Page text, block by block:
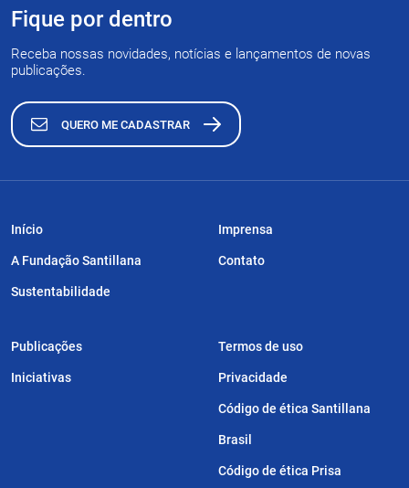
Fique por dentro
Receba nossas novidades, notícias e lançamentos de novas
publicações.
QUERO ME CADASTRAR
Início
A Fundação Santillana
Sustentabilidade
Publicações
Iniciativas
Imprensa
Contato
Termos de uso
Privacidade
Código de ética Santillana
Brasil
Código de ética Prisa